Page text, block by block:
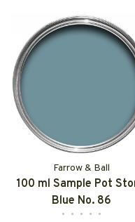
Farrow & Ball
100 ml Sample Pot
Blue No. 86
• • • • •